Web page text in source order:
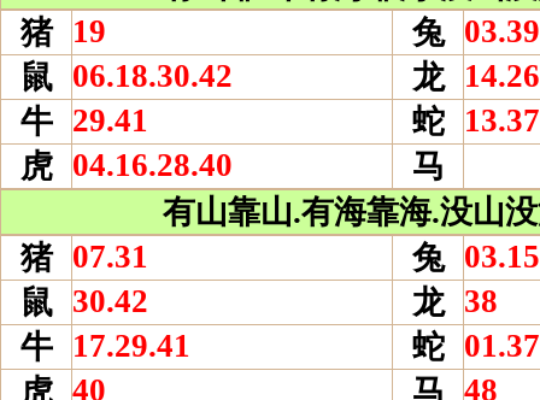
猪
19 兔 03.39
鼠 06.18.30.42 龙
牛 29.41 蛇
13.37
虎 04.16.28.40
马
有山靠山.有海靠海.没山
猪 07.31 兔
鼠 30.42 龙 38
牛
17.29.41 蛇
虎 40 马 48